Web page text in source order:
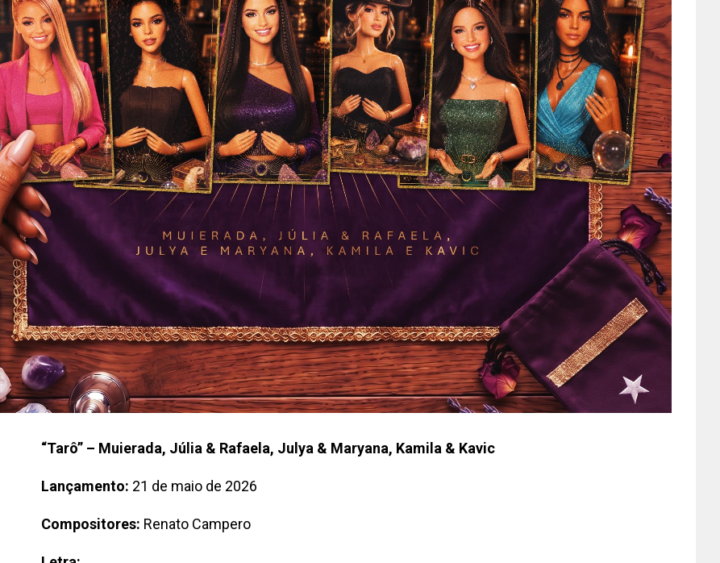
“Tarô” – Muierada, Júlia & Rafaela, Julya & Maryana, Kamila & Kavic
Lançamento: 21 de maio de 2026
Compositores: Renato Campero